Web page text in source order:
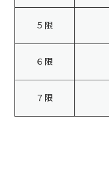
５限
６限
７限